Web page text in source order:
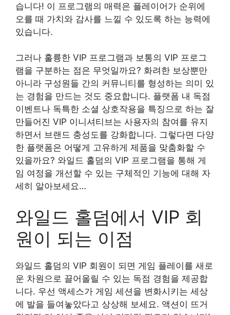
습니다! 이 프로그램의 매력은 플레이어가 순위에
오를 때 가치와 감사를 느낄 수 있도록 하는 능력에
있습니다.
그러나 훌륭한 VIP 프로그램과 보통의 VIP 프로그
램을 구분하는 점은 무엇일까요? 화려한 보상뿐만
아니라 구성원들 간의 커뮤니티를 형성하는 의미 있
는 경험을 만드는 것도 중요합니다. 플랫폼 내 독점
이벤트나 독특한 소셜 상호작용을 특징으로 하는 잘
만들어진 VIP 이니셔티브는 사용자의 참여를 유지
하면서 브랜드 충성도를 강화합니다. 그렇다면 다양
한 플랫폼은 어떻게 고유하게 제품을 맞춤화할 수
있을까요? 와일드 홀덤의 VIP 프로그램을 통해 게
임 여정을 개선할 수 있는 구체적인 기능에 대해 자
세히 알아보세요…
와일드 홀덤에서 VIP 회
원이 되는 이점
와일드 홀덤의 VIP 회원이 되면 게임 플레이를 새로
운 차원으로 끌어올릴 수 있는 독점 경험을 제공합
니다. 우선 액세스가 게임 세션을 변화시키는 세상
에 발을 들여놓았다고 상상해 보세요. 액션이 뜨거